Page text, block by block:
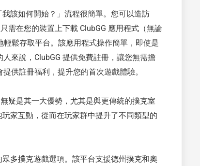
該如何開始？」流程很簡單。您可以造訪
需在您的裝置上下載 ClubGG 應用程式（無論
鬆存取平台。該應用程式操作簡單，即使是
來說，ClubGG 提供免費註冊，讓您無需擔
供註冊福利，提升您的首次遊戲體驗。
疑是其一大優勢，尤其是與更傳統的撲克室
家互動，從而在玩家群中提升了不同類型的
多撲克遊戲選項。該平台支援德州撲克和奧